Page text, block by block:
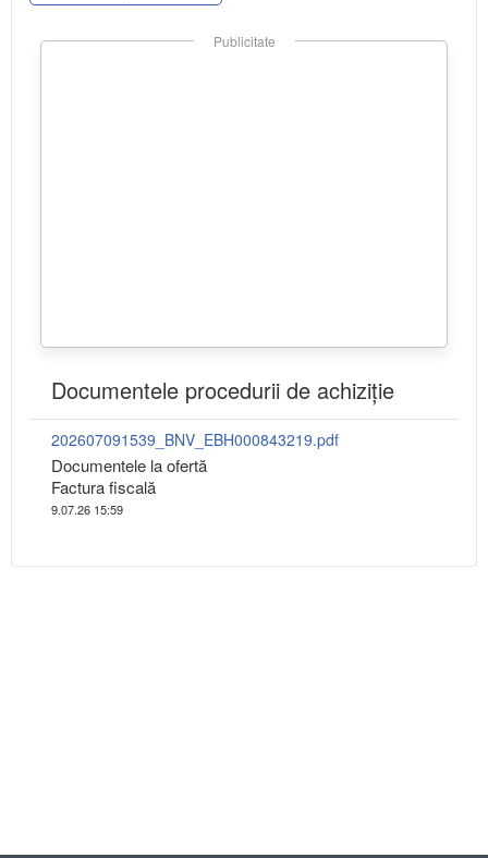
Publicitate
Documentele procedurii de achiziție
202607091539_BNV_EBH000843219.pdf
Documentele la ofertă
Factura fiscală
9.07.26 15:59